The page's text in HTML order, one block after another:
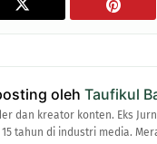
oleh Taufikul
dan kreator konten. Eks
tahun di industri media.